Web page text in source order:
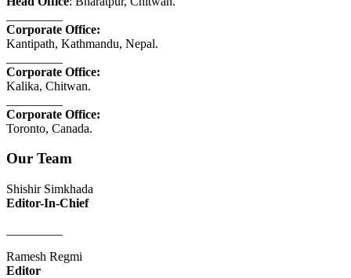
Corporate Office:
Kantipath, Kathmandu, Nepal.
Corporate Office:
Kalika, Chitwan.
Corporate Office:
Toronto, Canada.
Our Team
Shishir Simkhada
Editor-In-Chief
Ramesh Regmi
Editor